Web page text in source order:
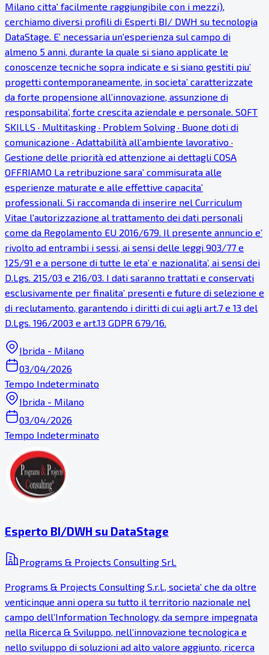
Milano citta' facilmente raggiungibile con i mezzi),
cerchiamo diversi profili di Esperti BI/ DWH su tecnologia
DataStage. E’ necessaria un'esperienza sul campo di
almeno 5 anni, durante la quale si siano applicate le
conoscenze tecniche sopra indicate e si siano gestiti piu’
progetti contemporaneamente, in societa’ caratterizzate
da forte propensione all’innovazione, assunzione di
responsabilita’, forte crescita aziendale e personale. SOFT
SKILLS · Multitasking · Problem Solving · Buone doti di
comunicazione · Adattabilità all’ambiente lavorativo ·
Gestione delle priorità ed attenzione ai dettagli COSA
OFFRIAMO La retribuzione sara’ commisurata alle
esperienze maturate e alle effettive capacita’
professionali. Si raccomanda di inserire nel Curriculum
Vitae l'autorizzazione al trattamento dei dati personali
come da Regolamento EU 2016/679. Il presente annuncio e’
rivolto ad entrambi i sessi, ai sensi delle leggi 903/77 e
125/91 e a persone di tutte le eta’ e nazionalita’, ai sensi dei
D.Lgs. 215/03 e 216/03. I dati saranno trattati e conservati
esclusivamente per finalita’ presenti e future di selezione e
di reclutamento, garantendo i diritti di cui agli art.7 e 13 del
D.Lgs. 196/2003 e art.13 GDPR 679/16.
Ibrida - Milano
03/04/2026
Tempo Indeterminato
Ibrida - Milano
03/04/2026
Tempo Indeterminato
Esperto BI/DWH su DataStage
Programs & Projects Consulting SrL
Programs & Projects Consulting S.r.l., societa’ che da oltre
venticinque anni opera su tutto il territorio nazionale nel
campo dell’Information Technology, da sempre impegnata
nella Ricerca & Sviluppo, nell’innovazione tecnologica e
nello sviluppo di soluzioni ad alto valore aggiunto, ricerca